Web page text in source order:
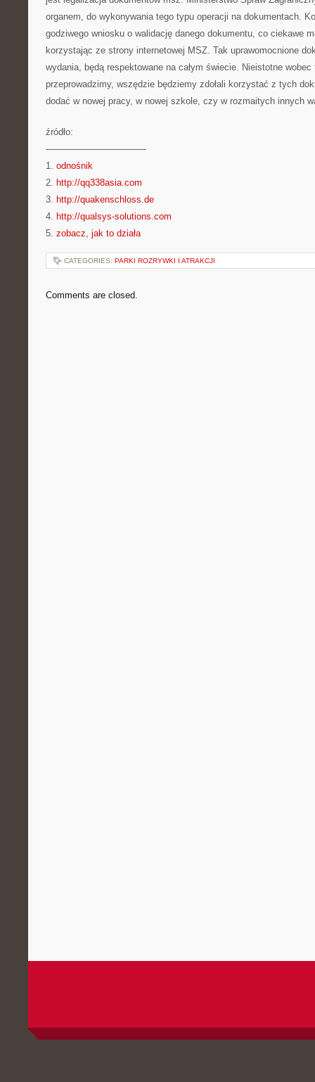
organem, do wykonywania tego typu operacji na dokumentach.
godziwego wniosku o walidację danego dokumentu, co ciekawe
korzystając ze strony internetowej MSZ. Tak uprawomocnione
wydania, będą respektowane na całym świecie. Nieistotne
przeprowadzimy, wszędzie będziemy zdołali korzystać z tych
dodać w nowej pracy, w nowej szkole, czy w rozmaitych innych
źródło:
———————————
1. odnośnik
2. http://qq338asia.com
3. http://quakenschloss.de
4. http://qualsys-solutions.com
5. zobacz, jak to działa
CATEGORIES: PARKI ROZRYWKI I ATRAKCJI
Comments are closed.